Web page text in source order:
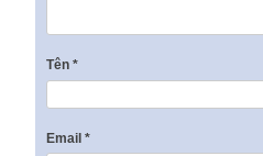
Tên *
Email *